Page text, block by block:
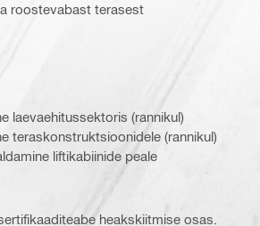
roostevabast terasest
laevaehitussektoris (rannikul)
teraskonstruktsioonidele (rannikul)
liftikabiinide peale
heakskiitmise osas.